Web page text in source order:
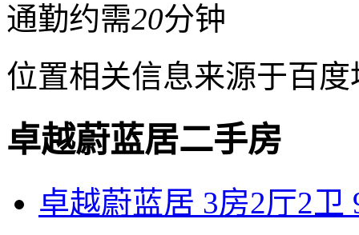
通勤约需20分钟
位置相关信息来源于百
卓越蔚蓝居二手房
卓越蔚蓝居 3房2厅2卫